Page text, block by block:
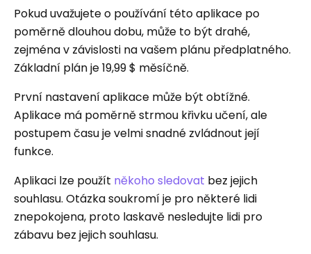
Pokud uvažujete o používání této aplikace po
poměrně dlouhou dobu, může to být drahé,
zejména v závislosti na vašem plánu předplatného.
Základní plán je 19,99 $ měsíčně.
První nastavení aplikace může být obtížné.
Aplikace má poměrně strmou křivku učení, ale
postupem času je velmi snadné zvládnout její
funkce.
Aplikaci lze použít někoho sledovat bez jejich
souhlasu. Otázka soukromí je pro některé lidi
znepokojena, proto laskavě nesledujte lidi pro
zábavu bez jejich souhlasu.